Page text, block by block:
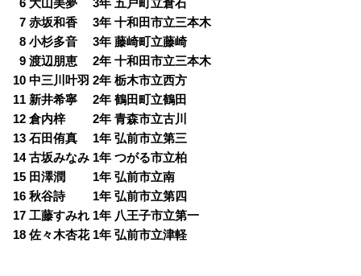
06 大山美夢 3年 五戸町立倉石
07 赤坂和香 3年 十和田市立三本木
08 小杉多音 3年 藤崎町立藤崎
09 渡辺朋恵 2年 十和田市立三本木
10 中三川叶羽 2年 栃木市立西方
11 新井希寧 2年 鶴田町立鶴田
12 倉内梓 2年 青森市立古川
13 石田侑真 1年 弘前市立第三
14 古坂みなみ 1年 つがる市立柏
15 田澤潤 1年 弘前市立南
16 秋谷詩 1年 弘前市立第四
17 工藤すみれ 1年 八王子市立第一
18 佐々木杏花 1年 弘前市立津軽